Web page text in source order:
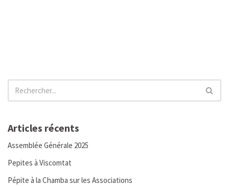
Articles récents
Assemblée Générale 2025
Pepites à Viscomtat
Pépite à la Chamba sur les Associations